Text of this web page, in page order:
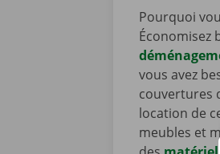
Pourquoi
Économisez
vous avez
couvertures
location de
meubles et